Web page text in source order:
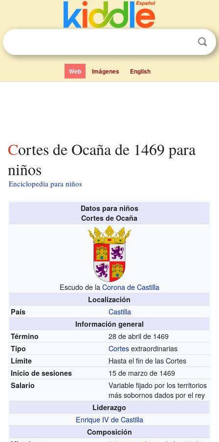
Web Imágenes English
Cortes de Ocaña de 1469 para
niños
Enciclopedia para niños
Datos para niños
Cortes de Ocaña
Escudo de laCorona de Castilla
Localización
País
Castilla
Información general
Término
28 de abril de 1469
Tipo Cortesextraordinarias
Límite Hasta el fin de las Cortes
Inicio de sesiones 15 de marzo de 1469
Salario
Variable fijado por los territorios
más sobornos dados por el rey
Liderazgo
Enrique IV de Castilla
Composición